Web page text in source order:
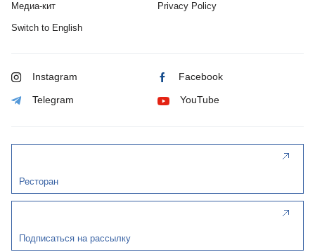
Медиа-кит Privacy Policy
Switch to English
Instagram Facebook
Telegram YouTube
Ресторан
Подписаться на рассылку